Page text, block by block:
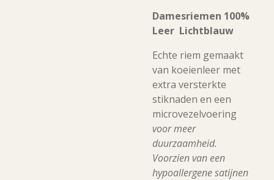
Damesriemen 100%
Leer Lichtblauw
Echte riem gemaakt
van koeienleer met
extra versterkte
stiknaden en een
microvezelvoering
voor meer
duurzaamheid.
Voorzien van een
hypoallergene satijnen